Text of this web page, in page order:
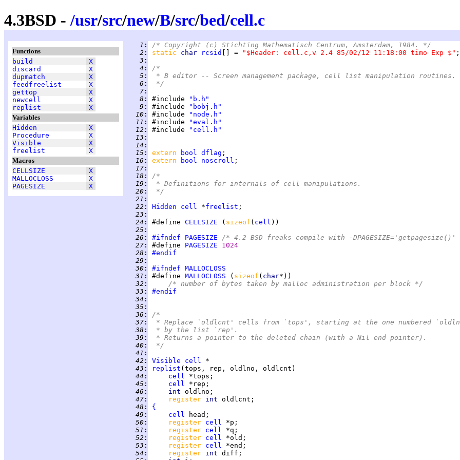
4.3BSD -/usr/src/new/B/src/bed/cell.c
Functions
build
X
discard
X
dupmatch
X
feedfreelist
X
gettop
X
newcell
X
replist
X
Variables
Hidden
X
Procedure
X
Visible
X
freelist
X
Macros
CELLSIZE
X
MALLOCLOSS
X
PAGESIZE
X
   1
:
/* Copyright (c) Stichting Mathematisch Centrum, Amsterdam, 1984. */
   2
: static char rcsid [] = "$Header: cell.c,v 2.4 85/02/12 11:18:00 timo Exp $"
   3
:
   4
:
/*
   5
:
* B editor -- Screen management package, cell list manipulation routines.
   6
:
*/
   7
:
   8
: #include
"b.h"
   9
: #include
"bobj.h"
  10
: #include
"node.h"
  11
: #include
"eval.h"
  12
: #include
"cell.h"
  13
:
  14
:
  15
: extern bool dflag
  16
: extern bool noscroll
  17
:
  18
:
/*
  19
:
* Definitions for internals of cell manipulations.
  20
:
*/
  21
:
  22
: Hidden cell *freelist
  23
:
  24
: #define CELLSIZE ( sizeof ( cell
  25
:
  26
: #ifndef PAGESIZE
/* 4.2 BSD freaks compile with -
  27
: #define PAGESIZE
1024
  28
:
#endif
  29
:
  30
: #ifndef MALLOCLOSS
  31
: #define MALLOCLOSS ( sizeof ( char
  32
:
/* number of bytes taken by malloc administration per block */
  33
:
#endif
  34
:
  35
:
  36
:
/*
  37
:
* Replace `oldlcnt' cells from `tops', starting at the one numbered
  38
:
* by the list `rep'.
  39
:
* Returns a pointer to the deleted chain (with a Nil end pointer).
  40
:
*/
  41
:
  42
: Visible cell
  43
: replist
  44
: cell
  45
: cell
  46
: int
  47
: register int
  48
:
{
  49
: cell
  50
: register cell
  51
: register cell
  52
: register cell
  53
: register cell
  54
: register int